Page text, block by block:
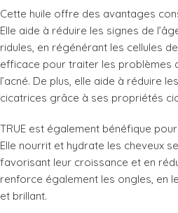
Cette huile offre des avantages
Elle aide à réduire les signes de
ridules, en régénérant les cellules
efficace pour traiter les problèmes
l’acné. De plus, elle aide à réduire
cicatrices grâce à ses propriétés
TRUE est également bénéfique
Elle nourrit et hydrate les cheveux
favorisant leur croissance et en
renforce également les ongles, en
et brillant.